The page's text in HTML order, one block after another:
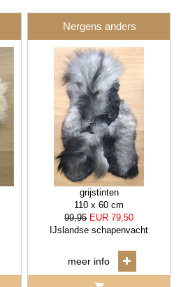
Nergens anders
grijstinten
110 x 60 cm
99,95 EUR 79,50
IJslandse schapenvacht
meer info